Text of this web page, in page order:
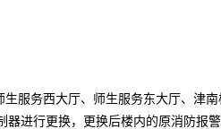
服务西大厅、师生服务东大厅、津
进行更换，更换后楼内的原消防报警